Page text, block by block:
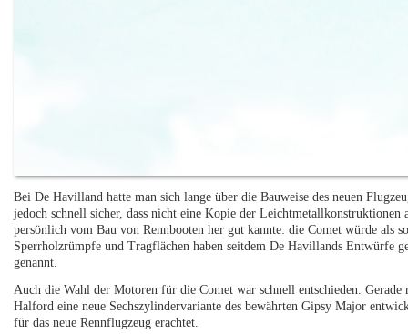
Bei De Havilland hatte man sich lange über die Bauweise des neuen
jedoch schnell sicher, dass nicht eine Kopie der
persönlich vom Bau von Rennbooten her gut kannte: die Comet würde als
Sperrholzrümpfe und Tragflächen haben seitdem De Havillands Entwürfe
genannt.
Auch die Wahl der Motoren für die Comet war schnell entschieden.
Halford eine neue Sechszylindervariante des bewährten Gipsy Major
für das neue Rennflugzeug erachtet.